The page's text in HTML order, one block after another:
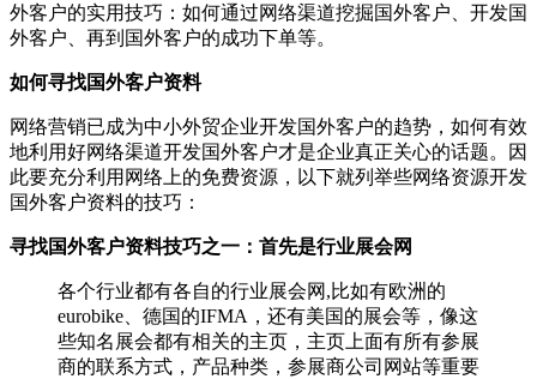
外客户的实用技巧：如何通过网络渠道挖掘国外客户、开发国
外客户、再到国外客户的成功下单等。
如何寻找国外客户资料
网络营销已成为中小外贸企业开发国外客户的趋势，如何有效
地利用好网络渠道开发国外客户才是企业真正关心的话题。因
此要充分利用网络上的免费资源，以下就列举些网络资源开发
国外客户资料的技巧：
寻找国外客户资料技巧之一：首先是行业展会网
各个行业都有各自的行业展会网,比如有欧洲的
eurobike、德国的IFMA，还有美国的展会等，像这
些知名展会都有相关的主页，主页上面有所有参展
商的联系方式，产品种类，参展商公司网站等重要